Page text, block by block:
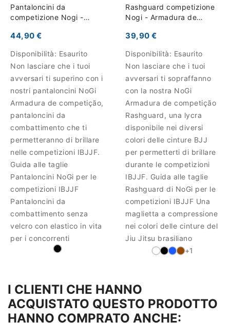
Pantaloncini da
competizione Nogi -
44,90 €
Disponibilità: Esaurito
Non lasciare che i tuoi
avversari ti superino con i
nostri pantaloncini NoGi
Armadura de competição,
pantaloncini da
combattimento che ti
permetteranno di brillare
nelle competizioni IBJJF.
Guida alle taglie
Pantaloncini NoGi per le
competizioni IBJJF
Pantaloncini da
combattimento senza
velcro con elastico in vita
per i concorrenti
Rashguard competizione
Nogi - Armadura de
39,90 €
Disponibilità: Esaurito
Non lasciare che i tuoi
avversari ti sopraffanno
con la nostra NoGi
Armadura de competição
Rashguard, una lycra
disponibile nei diversi
colori delle cinture BJJ
per permetterti di brillare
durante le competizioni
IBJJF. Guida alle taglie
Rashguard di NoGi per le
competizioni IBJJF Una
maglietta a compressione
nei colori delle cinture del
Jiu Jitsu brasiliano
+1
I CLIENTI CHE HANNO
ACQUISTATO QUESTO PRODOTTO
HANNO COMPRATO ANCHE: